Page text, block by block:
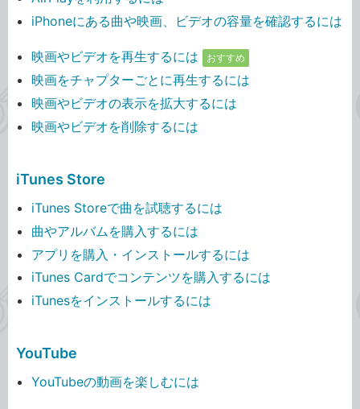
iPhoneにある曲や映画、ビデオの容量を確認するには
映画やビデオを再生するには おすすめ
映画をチャプターごとに再生するには
映画やビデオの表示を拡大するには
映画やビデオを削除するには
iTunes Store
iTunes Storeで曲を試聴するには
曲やアルバムを購入するには
アプリを購入・インストールするには
iTunes Cardでコンテンツを購入するには
iTunesをインストールするには
YouTube
YouTubeの動画を楽しむには